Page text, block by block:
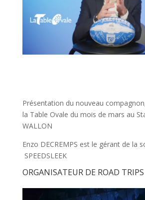
Présentation du nouveau
la Table Ovale du mois de mars au
WALLON
Enzo DECREMPS est le gérant de la
SPEEDSLEEK
ORGANISATEUR DE ROAD TRIPS